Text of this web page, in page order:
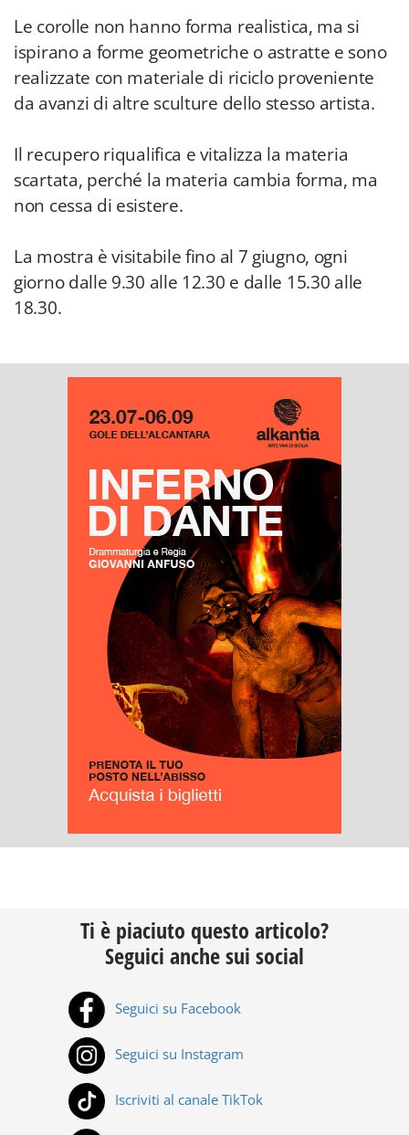
Le corolle non hanno forma realistica, ma si
ispirano a forme geometriche o astratte e sono
realizzate con materiale di riciclo proveniente
da avanzi di altre sculture dello stesso artista.
Il recupero riqualifica e vitalizza la materia
scartata, perché la materia cambia forma, ma
non cessa di esistere.
La mostra è visitabile fino al 7 giugno, ogni
giorno dalle 9.30 alle 12.30 e dalle 15.30 alle
18.30.
Ti è piaciuto questo articolo?
Seguici anche sui social
Seguici su Facebook
Seguici su Instagram
Iscriviti al canale TikTok